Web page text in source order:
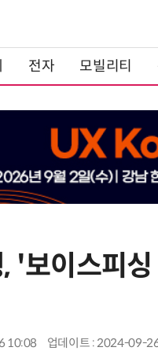
전자 모빌리티
'보이스피
10:08 업데이트 : 2024-09-